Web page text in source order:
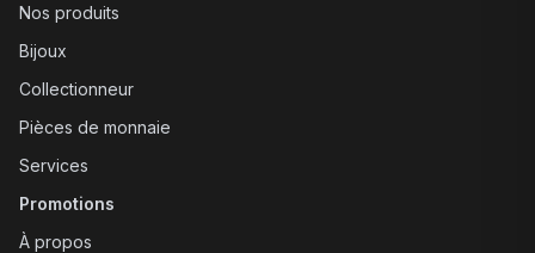
Nos produits
Bijoux
Collectionneur
Pièces de monnaie
Services
Promotions
À propos